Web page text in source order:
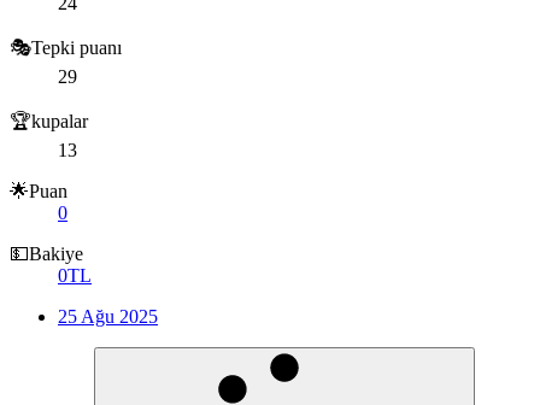
🎭Tepki puanı
29
🏆kupalar
13
🌟Puan
0
💵Bakiye
0TL
25 Ağu 2025